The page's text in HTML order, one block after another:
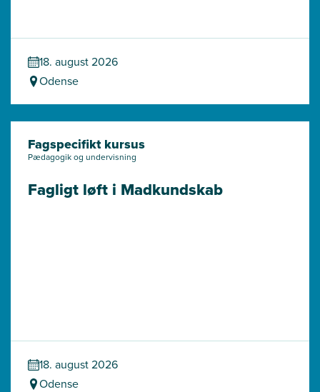
18. august 2026
Odense
Fagspecifikt kursus
Pædagogik og undervisning
Fagligt løft i Madkundskab
18. august 2026
Odense